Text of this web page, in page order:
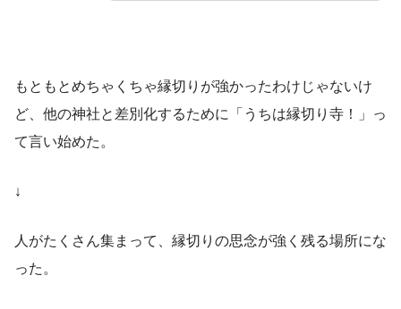
もともとめちゃくちゃ縁切りが強かったわけじゃないけ
ど、他の神社と差別化するために「うちは縁切り寺！」っ
て言い始めた。
↓
人がたくさん集まって、縁切りの思念が強く残る場所にな
った。